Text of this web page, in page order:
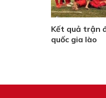
Kết quả trận
quốc gia lào